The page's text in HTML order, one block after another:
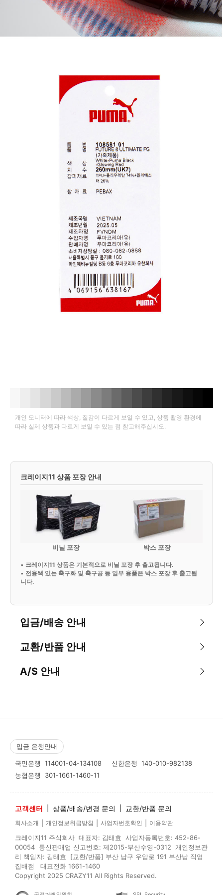
개인 모니터에 따라 색상, 질감이 다르게 보일 수 있고, 상품 촬영 환경에
따라 실제 상품과 다르게 보일 수 있는 점 참고해주십시오.
크레이지11 상품 포장 안내
비닐 포장 박스 포장
• 크레이지11 상품은 기본적으로 비닐 포장 후 출고됩니다.
• 전용쌕 있는 축구화 및 축구공 등 일부 용품은 박스 포장 후 출고됩
니다.
입금/배송 안내
교환/반품 안내
A/S 안내
입금 은행안내
국민은행 114001-04-134108 신한은행 140-010-982138
농협은행 301-1661-1460-11
고객센터 상품/배송/변경 문의 교환/반품 문의
회사소개 개인정보취급방침 사업자번호확인 이용약관
크레이지11 주식회사 대표자: 김태효 사업자등록번호: 452-86-
00054 통신판매업 신고번호: 제2015-부산수영-0312 개인정보관
리 책임자: 김태효 [교환/반품] 부산 남구 우암로 191 부산남 직영
집배점 대표전화 1661-1460
Copyright 2025 CRAZY11 All Rights Reserved.